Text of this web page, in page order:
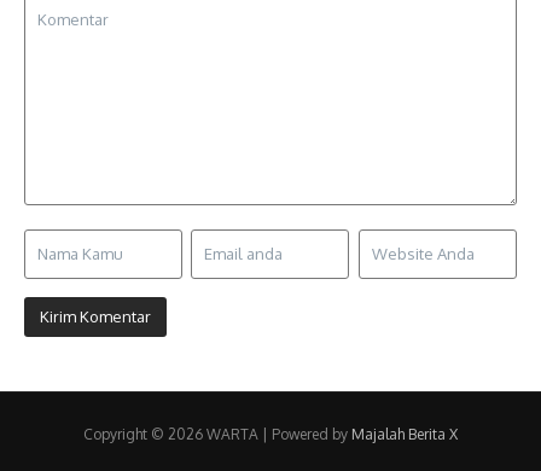
Copyright © 2026 WARTA | Powered by Majalah Berita X